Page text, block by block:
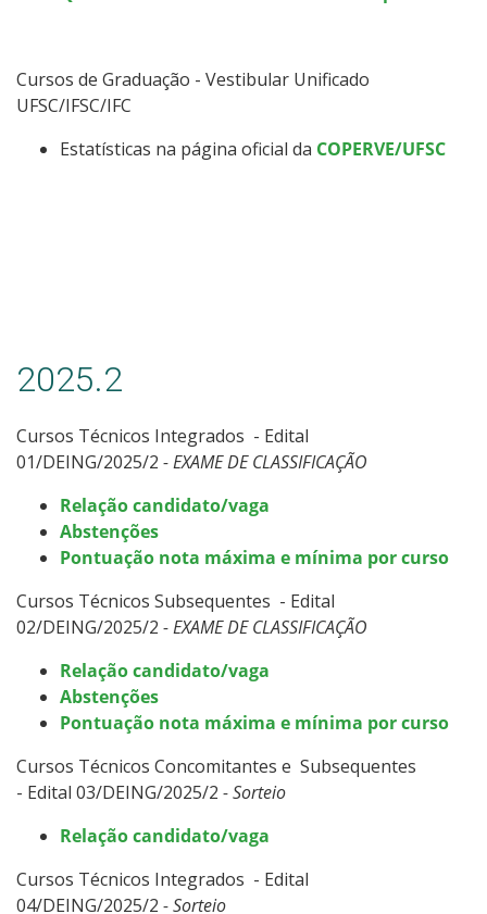
Cursos de Graduação - Vestibular Unificado
UFSC/IFSC/IFC
Estatísticas na página oficial da COPERVE/UFSC
2025.2
Cursos Técnicos Integrados - Edital
01/DEING/2025/2 - EXAME DE CLASSIFICAÇÃO
Relação candidato/vaga
Abstenções
Pontuação nota máxima e mínima por curso
Cursos Técnicos Subsequentes - Edital
02/DEING/2025/2 - EXAME DE CLASSIFICAÇÃO
Relação candidato/vaga
Abstenções
Pontuação nota máxima e mínima por curso
Cursos Técnicos Concomitantes e Subsequentes
- Edital 03/DEING/2025/2 - Sorteio
Relação candidato/vaga
Cursos Técnicos Integrados - Edital
04/DEING/2025/2 - Sorteio